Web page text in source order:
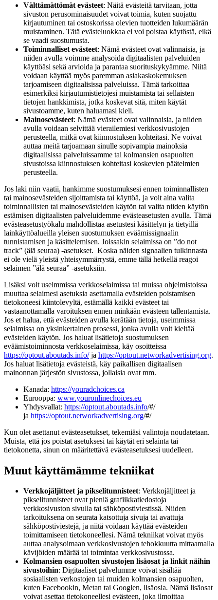
Välttämättömät evästeet: Näitä evästeitä tarvitaan, jotta
sivuston perusominaisuudet voivat toimia, kuten suojattu
kirjautuminen tai ostoskorissa olevien tuotteiden lukumäärän
muistaminen. Tätä evästeluokkaa ei voi poistaa käytöstä, eikä
se vaadi suostumusta.
Toiminnalliset evästeet: Nämä evästeet ovat valinnaisia, ja
niiden avulla voimme analysoida digitaalisten palveluiden
käyttöäsi sekä arvioida ja parantaa suorituskykyämme. Niitä
voidaan käyttää myös paremman asiakaskokemuksen
tarjoamiseen digitaalisissa palveluissa. Tämä tarkoittaa
esimerkiksi kirjautumistietojesi muistamista tai sellaisten
tietojen hankkimista, jotka koskevat sitä, miten käytät
sivustoamme, kuten haluamasi kieli.
Mainosevästeet: Nämä evästeet ovat valinnaisia, ja niiden
avulla voidaan selvittää vierailemiesi verkkosivustojen
perusteella, mitkä ovat kiinnostuksen kohteitasi. Ne voivat
auttaa meitä tarjoamaan sinulle sopivampia mainoksia
digitaalisissa palveluissamme tai kolmansien osapuolten
sivustoissa kiinnostuksen kohteitasi koskevien päätelmien
perusteella.
Jos laki niin vaatii, hankimme suostumuksesi ennen toiminnallisten
tai mainosevästeiden sijoittamista tai käyttöä, ja voit aina valita
toiminnallisten tai mainosevästeiden käytön tai valita niiden käytön
estämisen digitaalisten palveluidemme evästeasetusten avulla. Tämä
evästeasetustyökalu mahdollistaa asetustesi käsittelyn ja tietyillä
lainkäyttöalueilla yleisen suostumuksen eväämissignaalin
tunnistamisen ja käsittelemisen. Joissakin selaimissa on ”do not
track” (älä seuraa) -asetukset. Koska näiden signaalien tulkinnasta
ei ole vielä yleistä yhteisymmärrystä, emme tällä hetkellä reagoi
selaimen ”älä seuraa” -asetuksiin.
Lisäksi voit useimmissa verkkoselaimissa tai muissa ohjelmistoissa
muuttaa selaimesi asetuksia asettamalla evästeiden poistamisen
tietokoneesi kiintolevyltä, estämällä kaikki evästeet tai
vastaanottamalla varoituksen ennen minkään evästeen tallentamista.
Jos et halua, että evästeiden avulla kerätään tietoja, useimmissa
selaimissa on yksinkertainen prosessi, jonka avulla voit kieltää
evästeiden käytön. Jos haluat lisätietoja suostumuksen
eväämistoiminnosta verkkoselaimissa, käy osoitteissa
https://optout.aboutads.info/ja https://optout.networkadvertising.org.
Jos haluat lisätietoja evästeistä, käy paikallisen digitaalisen
mainonnan järjestön sivustossa, jollaisia ovat mm.
Kanada: https://youradchoices.ca
Eurooppa: www.youronlinechoices.eu
Yhdysvallat: https://optout.aboutads.info/#/
ja https://optout.networkadvertising.org/#/
Kun olet asettanut evästeasetukset, tekemiäsi valintoja noudatetaan.
Muista, että jos poistat asetuksesi tai käytät eri selainta tai
tietokonetta, sinun on määritettävä evästeasetuksesi uudelleen.
Muut käyttämämme tekniikat
Verkkojäljitteet ja pikselitunnisteet: Verkkojäljitteet ja
pikselitunnisteet ovat pieniä grafiikkatiedostoja
verkkosivuston sivulla tai sähköpostiviestissä. Niiden
tarkoituksena on seurata katsottuja sivuja tai avattuja
sähköpostiviestejä, ja niitä voidaan käyttää evästeiden
toimittamiseen tietokoneellesi. Nämä tekniikat voivat myös
auttaa analysoimaan verkkosivustojen tehokkuutta mittaamalla
kävijöiden määrää tai toimintaa verkkosivustossa.
Kolmansien osapuolten sivustojen lisäosat ja linkit näihin
sivustoihin: Digitaaliset palvelumme voivat sisältää
sosiaalisten verkostojen tai muiden kolmansien osapuolten,
kuten Facebookin, Metan tai Googlen, lisäosia. Nämä lisäosat
voivat asettaa tietokoneellesi evästeen, joka ilmoittaa